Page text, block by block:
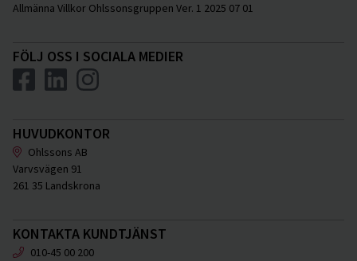
Allmänna Villkor Ohlssonsgruppen Ver. 1 2025 07 01
FÖLJ OSS I SOCIALA MEDIER
HUVUDKONTOR
Ohlssons AB
Varvsvägen 91
261 35 Landskrona
KONTAKTA KUNDTJÄNST
010-45 00 200